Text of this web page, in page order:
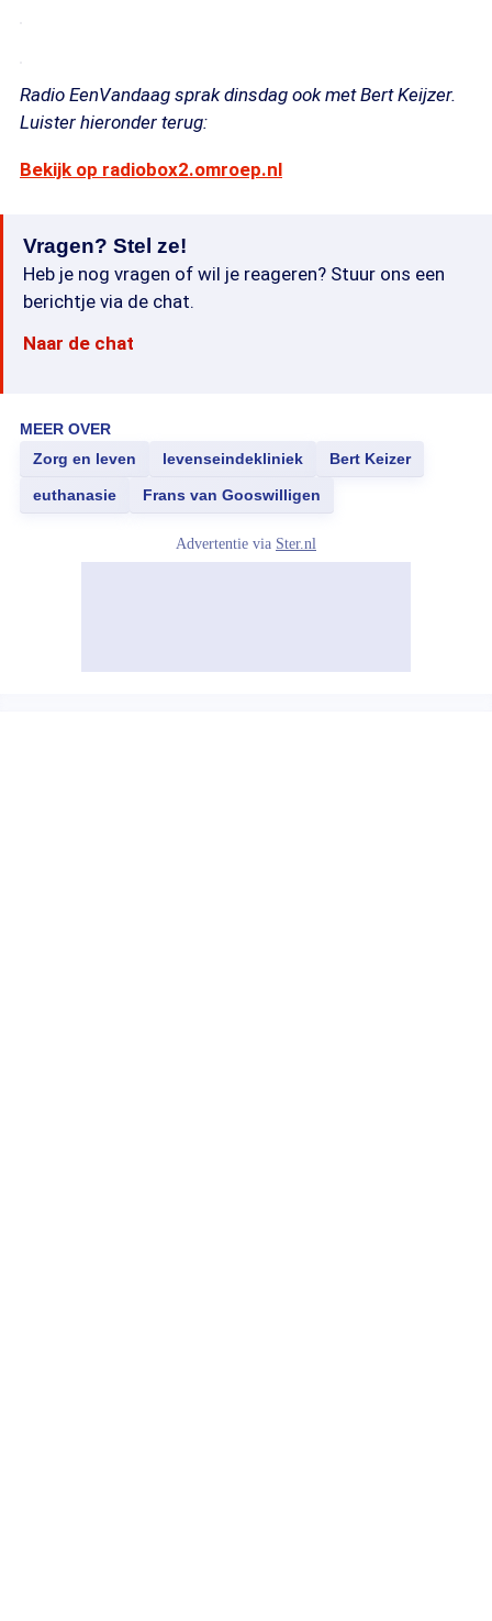
Radio EenVandaag sprak dinsdag ook met Bert Keijzer.
Luister hieronder terug:
Bekijk op radiobox2.omroep.nl
Vragen? Stel ze!
Heb je nog vragen of wil je reageren? Stuur ons een
berichtje via de chat.
Naar de chat
MEER OVER
Zorg en leven
levenseindekliniek Bert Keizer
euthanasie Frans van Gooswilligen
Advertentie via Ster.nl